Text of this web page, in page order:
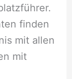
finden
mit allen
mit